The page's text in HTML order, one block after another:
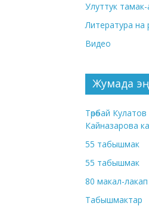
Улуттук
Литература на
Видео
Жумада эң
Төрөбай
Кайназарова
55 табышмак
55 табышмак
80 макал-лакап
Табышмактар